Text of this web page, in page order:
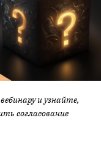
и узнайте,
согласование